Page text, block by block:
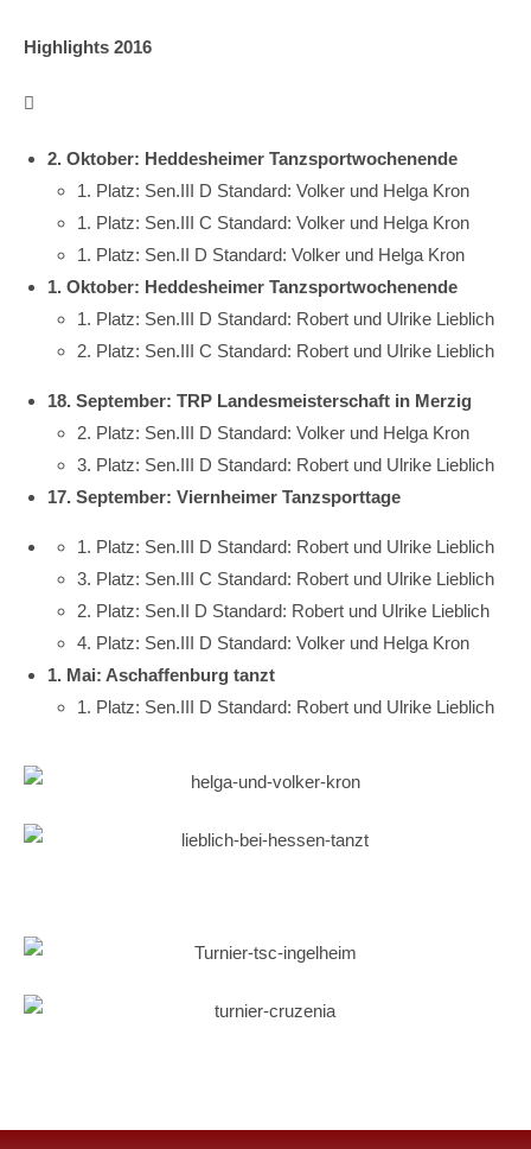
Highlights 2016

2. Oktober: Heddesheimer Tanzsportwochenende
1. Platz: Sen.III D Standard: Volker und Helga Kron
1. Platz: Sen.III C Standard: Volker und Helga Kron
1. Platz: Sen.II D Standard: Volker und Helga Kron
1. Oktober: Heddesheimer Tanzsportwochenende
1. Platz: Sen.III D Standard: Robert und Ulrike Lieblich
2. Platz: Sen.III C Standard: Robert und Ulrike Lieblich
18. September: TRP Landesmeisterschaft in Merzig
2. Platz: Sen.III D Standard: Volker und Helga Kron
3. Platz: Sen.III D Standard: Robert und Ulrike Lieblich
17. September: Viernheimer Tanzsporttage
1. Platz: Sen.III D Standard: Robert und Ulrike Lieblich
3. Platz: Sen.III C Standard: Robert und Ulrike Lieblich
2. Platz: Sen.II D Standard: Robert und Ulrike Lieblich
4. Platz: Sen.III D Standard: Volker und Helga Kron
1. Mai: Aschaffenburg tanzt
1. Platz: Sen.III D Standard: Robert und Ulrike Lieblich